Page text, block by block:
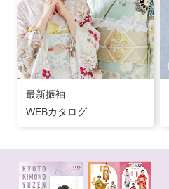
最新振袖
WEBカタログ